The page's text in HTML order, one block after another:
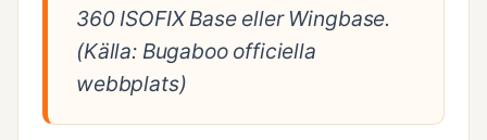
360 ISOFIX Base eller Wingbase.
(Källa: Bugaboo officiella
webbplats)